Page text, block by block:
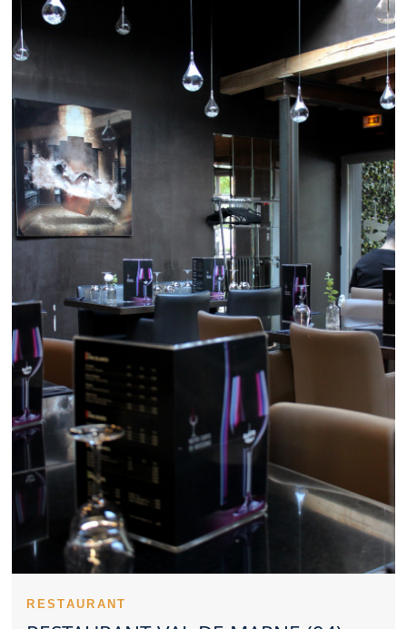
Opter pour un Restaurant Val de Marne bien situé peut faire
toute la différence pour une sortie. Un Restaurant Val de Marne
s’adresse aussi bien aux couples qu’aux groupes d’amis.
L’environnement d’un Restaurant Val de Marne contribue au
bien-être des clients. Une sélection de plats cohérente valorise
efficacement un Restaurant Val de Marne. Des ingrédients frais
sont indispensables pour un Restaurant Val de Marne de
confiance. Le sens du service peut transformer positivement
l’expérience dans un Restaurant Val de Marne. Un Restaurant
Val de Marne facile à rejoindre rassure avant la réservation. Un
Restaurant Val de Marne adapté au déjeuner facilite les pauses
repas. Un dîner réussi passe souvent par un Restaurant Val de
Marne à l’ambiance soignée. Un repas de travail peut être
valorisé par le choix d’un Restaurant Val de Marne. La maîtrise
des prix renforce la satisfaction des clients d’un Restaurant Val
de Marne. L’identité d’un Restaurant Val de Marne se renforce
avec des plats bien reconnaissables. Un Restaurant Val de
Marne fiable se distingue par sa constance. L’opinion des clients
constitue un indicateur intéressant pour évaluer un Restaurant
Val de Marne. Un Restaurant Val de Marne peut aussi bien
rassurer par ses classiques que surprendre par sa créativité.
L’anticipation reste une bonne habitude pour profiter d’un
Restaurant Val de Marne dans les meilleures conditions. Un
Restaurant Val de Marne qui pense aux familles élargit son
attractivité. Pour un tête-à-tête, un Restaurant Val de Marne à
l’ambiance douce est idéal. La qualité perçue d’un Restaurant
Val de Marne passe aussi par l’apparence des recettes. La
propreté d’un Restaurant Val de Marne reste indissociable d’une
expérience réussie. Évaluer un Restaurant Val de Marne
suppose d’observer la cuisine, le service et le cadre.
Un Restaurant Val de Marne peut devenir un choix privilégié
pour de nombreux clients. L’identité d’un Restaurant Val de
Marne se perçoit souvent dès l’arrivée. Un personnel accueillant
constitue un avantage notable pour un Restaurant Val de Marne.
par ses cuissons. Les entrées d’un Restaurant Val de Marne
RESTAURANT